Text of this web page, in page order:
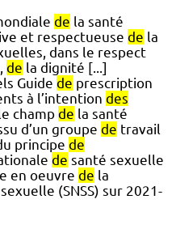
de la santé
et respectueuse de la
dans le respect
de la dignité [...]
Guide de prescription
à l’intention des
champ de la santé
d’un groupe de travail
principe de
de santé sexuelle
en oeuvre de la
(SNSS) sur 2021-